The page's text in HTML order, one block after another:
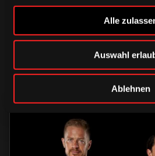
Alle
Auswahl
Ablehnen